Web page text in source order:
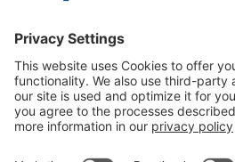
Sicherheitshinweise